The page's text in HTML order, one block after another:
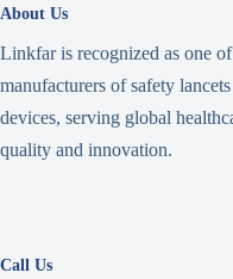
About Us
Linkfar is recognized as one
manufacturers of safety
devices, serving global
quality and innovation.
Call Us